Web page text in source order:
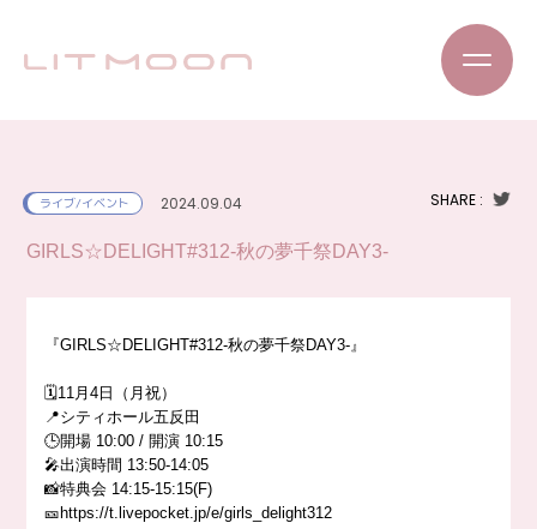
ライブ/イベント 2024.09.04 SHARE :
GIRLS☆DELIGHT#312-秋の夢千祭DAY3-
『GIRLS☆DELIGHT#312-秋の夢千祭DAY3-』
🗓️11月4日（月祝）
📍シティホール五反田
🕒開場 10:00 / 開演 10:15
🎤出演時間 13:50-14:05
📸特典会 14:15-15:15(F)
🎫https://t.livepocket.jp/e/girls_delight312